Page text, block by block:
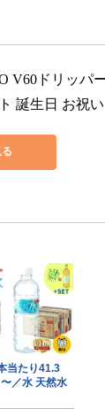
V60ドリッパ
誕生日 お祝い